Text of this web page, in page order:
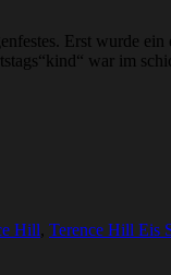
Erst wurde ein
war im
Hill, Terence Hill Eis